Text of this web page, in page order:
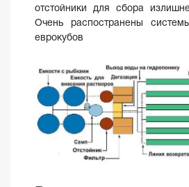
отстойники для сбора
Очень распостранены
еврокубов